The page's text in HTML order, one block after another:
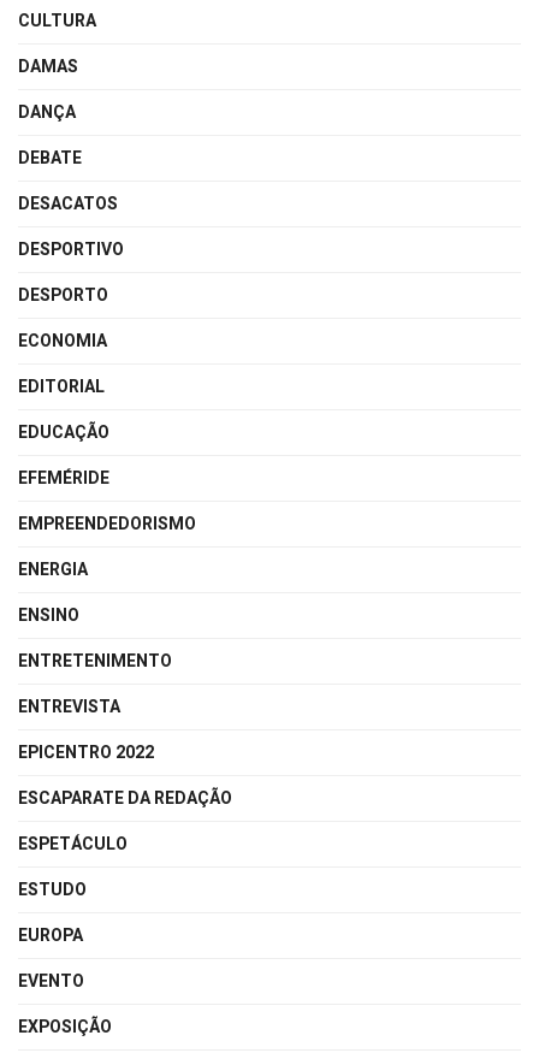
CULTURA
DAMAS
DANÇA
DEBATE
DESACATOS
DESPORTIVO
DESPORTO
ECONOMIA
EDITORIAL
EDUCAÇÃO
EFEMÉRIDE
EMPREENDEDORISMO
ENERGIA
ENSINO
ENTRETENIMENTO
ENTREVISTA
EPICENTRO 2022
ESCAPARATE DA REDAÇÃO
ESPETÁCULO
ESTUDO
EUROPA
EVENTO
EXPOSIÇÃO